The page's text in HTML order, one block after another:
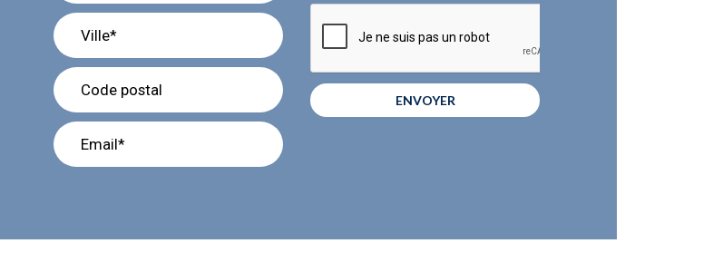
ENVOYER